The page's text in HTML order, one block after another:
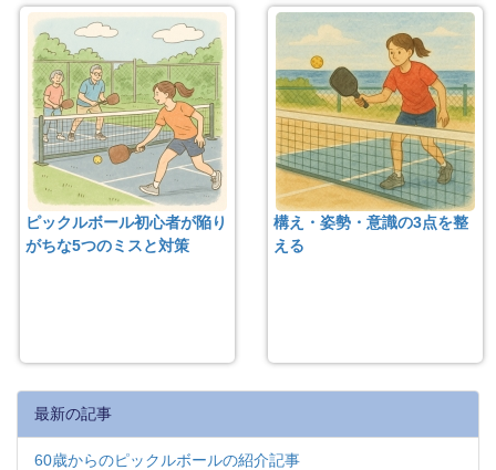
ピックルボール初心者が陥り
がちな5つのミスと対策
構え・姿勢・意識の3点を整
える
最新の記事
60歳からのピックルボールの紹介記事